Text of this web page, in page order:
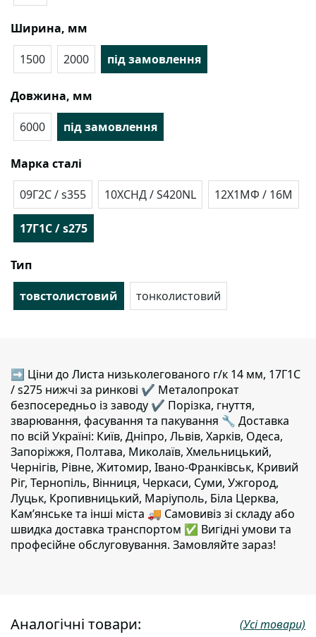
Ширина, мм
1500
2000 під замовлення
Довжина, мм
6000
під замовлення
Марка сталі
09Г2С / s355
10ХСНД / S420NL 12Х1МФ / 16М
17Г1С / s275
Тип
товстолистовий
тонколистовий
➡ Ціни до Листа низьколегованого г/к 14 мм, 17Г1С
/ s275 нижчі за ринкові ✔️ Металопрокат
безпосередньо із заводу ✔️ Порізка, гнуття,
зварювання, фасування та пакування 🔧 Доставка
по всій Україні: Київ, Дніпро, Львів, Харків, Одеса,
Запоріжжя, Полтава, Миколаїв, Хмельницький,
Чернігів, Рівне, Житомир, Івано-Франківськ, Кривий
Ріг, Тернопіль, Вінниця, Черкаси, Суми, Ужгород,
Луцьк, Кропивницький, Маріуполь, Біла Церква,
Кам’янське та інші міста 🚚 Самовивіз зі складу або
швидка доставка транспортом ✅ Вигідні умови та
професійне обслуговування. Замовляйте зараз!
Аналогічні товари: (Усі товари)